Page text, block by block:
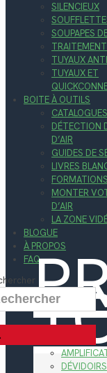
SILENCIEUX
SOUPAPES
TRAITEMENT
TUYAUX
TUYAUX ET
BOITE À OUTILS
CATALOGUES
DÉTECTION
D’AIR
GUIDES DE
LIVRES
FORMATIONS
MONTER
D’AIR
LA ZONE
BLOGUE
À PROPOS
FAQ
DÉVIDOIRS